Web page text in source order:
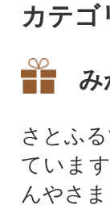
カテゴ
み
さとふ
ていま
んやさ